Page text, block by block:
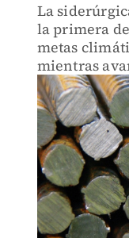
La
la primera
metas
mientras